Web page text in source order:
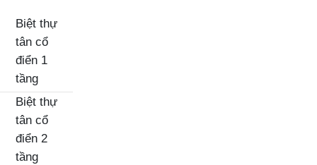
Biệt thự
tân cổ
điển 1
tầng
Biệt thự
tân cổ
điển 2
tầng